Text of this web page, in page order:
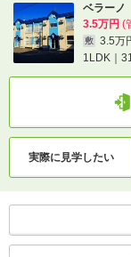
3.5万円 (
敷 3.5万
1LDK｜
ベラー
3.5万円 (
敷 3.5万
1LDK｜
実際に見学したい